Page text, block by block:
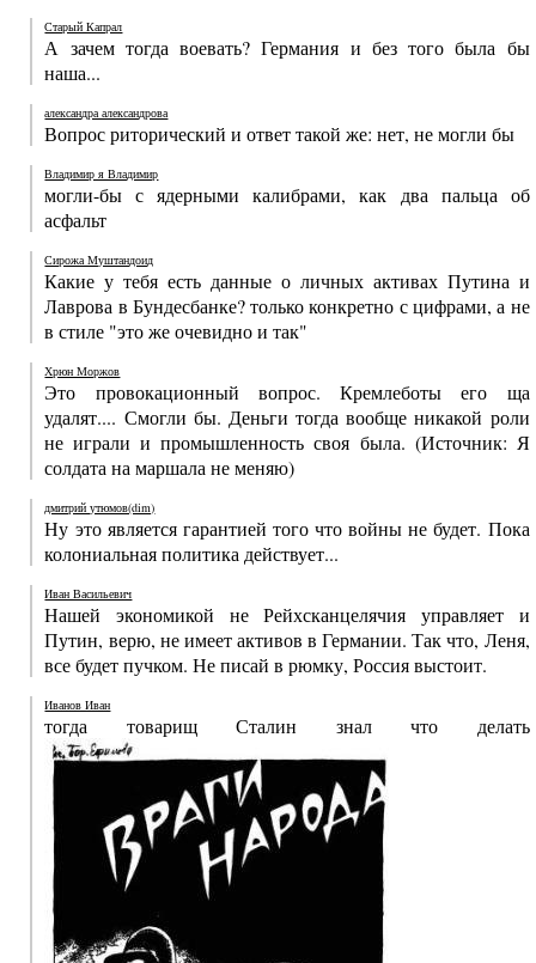
Старый Капрал
А зачем тогда воевать? Германия и без того была бы
наша...
александра александрова
Вопрос риторический и ответ такой же: нет, не могли бы
Владимир я Владимир
могли-бы с ядерными калибрами, как два пальца об
асфальт
Сирожа Муштандоид
Какие у тебя есть данные о личных активах Путина и
Лаврова в Бундесбанке? только конкретно с цифрами, а не
в стиле "это же очевидно и так"
Хрюн Моржов
Это провокационный вопрос. Кремлеботы его ща
удалят.... Смогли бы. Деньги тогда вообще никакой роли
не играли и промышленность своя была. (Источник: Я
солдата на маршала не меняю)
дмитрий утюмов(dim)
Ну это является гарантией того что войны не будет. Пока
колониальная политика действует...
Иван Васильевич
Нашей экономикой не Рейхсканцелячия управляет и
Путин, верю, не имеет активов в Германии. Так что, Леня,
все будет пучком. Не писай в рюмку, Россия выстоит.
Иванов Иван
тогда товарищ Сталин знал что делать